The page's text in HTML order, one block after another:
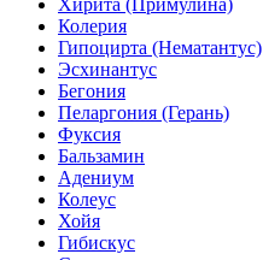
Хирита (Примулина)
Колерия
Гипоцирта (Нематантус)
Эсхинантус
Бегония
Пеларгония (Герань)
Фуксия
Бальзамин
Адениум
Колеус
Хойя
Гибискус